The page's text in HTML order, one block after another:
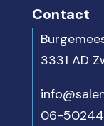
Contact
3331 AD
06-